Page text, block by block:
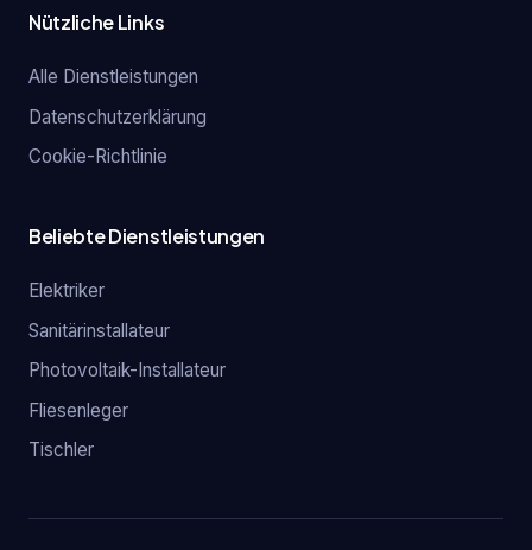
Nützliche Links
Alle Dienstleistungen
Datenschutzerklärung
Cookie-Richtlinie
Beliebte Dienstleistungen
Elektriker
Sanitärinstallateur
Photovoltaik-Installateur
Fliesenleger
Tischler